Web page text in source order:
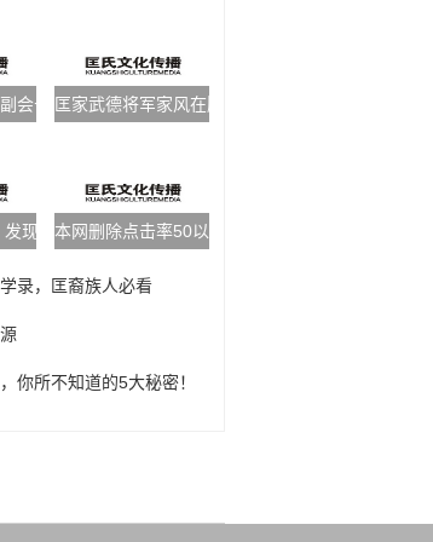
会长匡君华蓥访亲
匡家武德将军家风在胶州一直流传，园子不在，精
发现身边的好老师——匡铁枝
本网删除点击率50以下人物
录，匡裔族人必看
你所不知道的5大秘密！